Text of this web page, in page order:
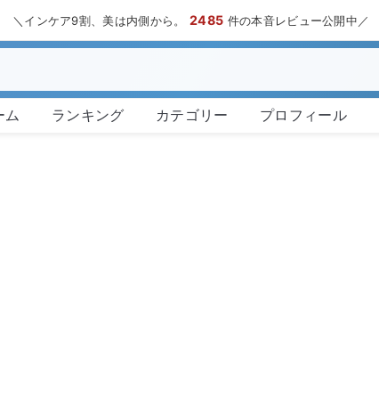
＼インケア9割、美は内側から。2485 件の本音レビュー公開中／
ム ランキング カテゴリー プロフィール